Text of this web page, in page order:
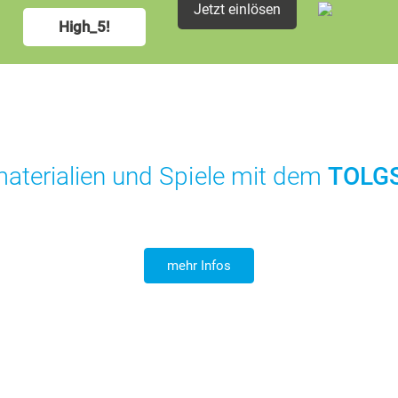
High_5!
Jetzt einlösen
und Spiele mit dem
mehr Infos